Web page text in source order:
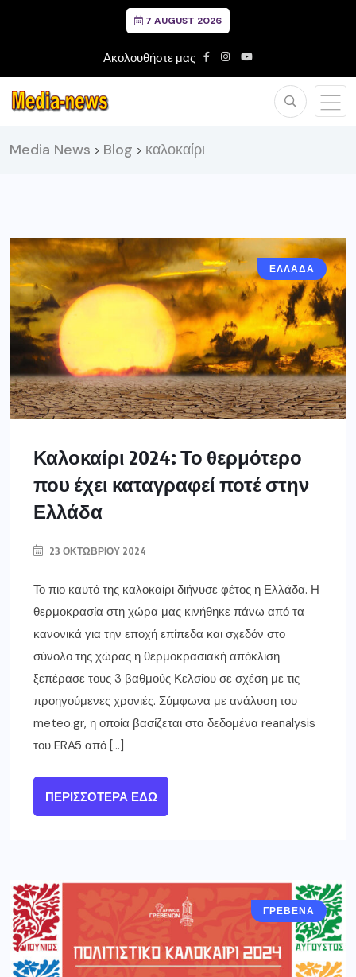
7 AUGUST 2026
Ακολουθήστε μας
Media News > Blog > καλοκαίρι
ΕΛΛΑΔΑ
Καλοκαίρι 2024: Το θερμότερο
που έχει καταγραφεί ποτέ στην
Ελλάδα
23 ΟΚΤΩΒΡΊΟΥ 2024
Το πιο καυτό της καλοκαίρι διήνυσε φέτος η Ελλάδα. Η
θερμοκρασία στη χώρα μας κινήθηκε πάνω από τα
κανονικά για την εποχή επίπεδα και σχεδόν στο
σύνολο της χώρας η θερμοκρασιακή απόκλιση
ξεπέρασε τους 3 βαθμούς Κελσίου σε σχέση με τις
προηγούμενες χρονιές. Σύμφωνα με ανάλυση του
meteo.gr, η οποία βασίζεται στα δεδομένα reanalysis
του ERA5 από […]
ΠΕΡΙΣΣΌΤΕΡΑ ΕΔΏ
ΓΡΕΒΕΝΑ